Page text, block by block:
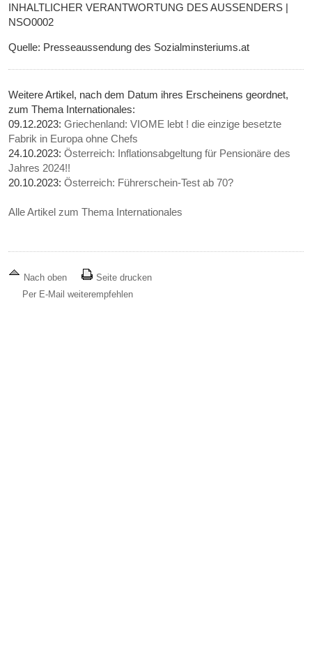
INHALTLICHER VERANTWORTUNG DES AUSSENDERS |
NSO0002
Quelle: Presseaussendung des Sozialminsteriums.at
Weitere Artikel, nach dem Datum ihres Erscheinens geordnet,
zum Thema Internationales:
09.12.2023:Griechenland: VIOME lebt ! die einzige besetzte
Fabrik in Europa ohne Chefs
24.10.2023:Österreich: Inflationsabgeltung für Pensionäre des
Jahres 2024!!
20.10.2023:Österreich: Führerschein-Test ab 70?
Alle Artikel zum Thema Internationales
Nach oben
Seite drucken
Per E-Mail weiterempfehlen